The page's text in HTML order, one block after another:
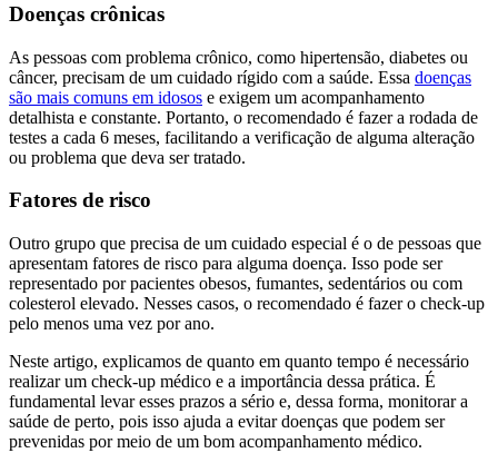
Doenças crônicas
As pessoas com problema crônico, como hipertensão, diabetes ou
câncer, precisam de um cuidado rígido com a saúde. Essa doenças
são mais comuns em idosos e exigem um acompanhamento
detalhista e constante. Portanto, o recomendado é fazer a rodada de
testes a cada 6 meses, facilitando a verificação de alguma alteração
ou problema que deva ser tratado.
Fatores de risco
Outro grupo que precisa de um cuidado especial é o de pessoas que
apresentam fatores de risco para alguma doença. Isso pode ser
representado por pacientes obesos, fumantes, sedentários ou com
colesterol elevado. Nesses casos, o recomendado é fazer o check-up
pelo menos uma vez por ano.
Neste artigo, explicamos de quanto em quanto tempo é necessário
realizar um check-up médico e a importância dessa prática. É
fundamental levar esses prazos a sério e, dessa forma, monitorar a
saúde de perto, pois isso ajuda a evitar doenças que podem ser
prevenidas por meio de um bom acompanhamento médico.